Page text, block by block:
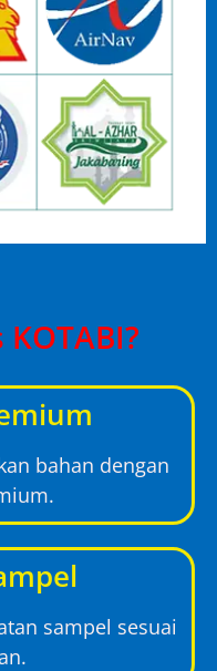
bahan dengan
sampel sesuai